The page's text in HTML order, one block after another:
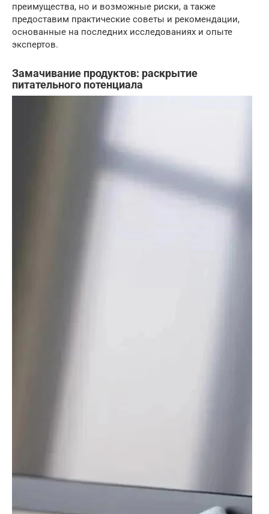
преимущества, но и возможные риски, а также
предоставим практические советы и рекомендации,
основанные на последних исследованиях и опыте
экспертов.
Замачивание продуктов: раскрытие
питательного потенциала